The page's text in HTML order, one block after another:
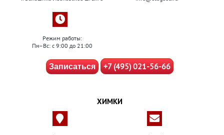
Режим работы:
Пн–Вс: с 9:00 до 21:00
Записаться +7 (495) 021-56-66
ХИМКИ